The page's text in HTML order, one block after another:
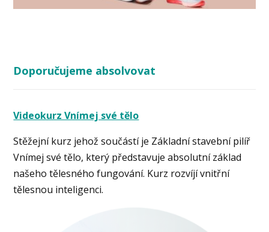
Doporučujeme absolvovat
Videokurz Vnímej své tělo
Stěžejní kurz jehož součástí je Základní stavební pilíř
Vnímej své tělo, který představuje absolutní základ
našeho tělesného fungování. Kurz rozvíjí vnitřní
tělesnou inteligenci.